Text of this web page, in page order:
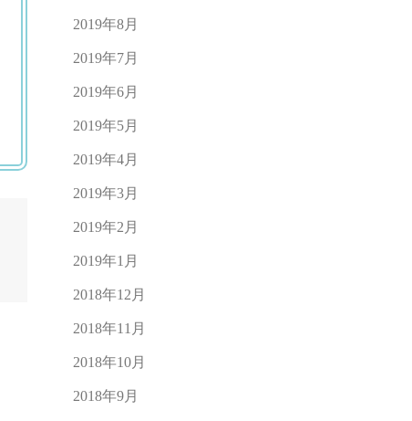
2019年8月
2019年7月
2019年6月
2019年5月
2019年4月
2019年3月
2019年2月
2019年1月
2018年12月
2018年11月
2018年10月
2018年9月